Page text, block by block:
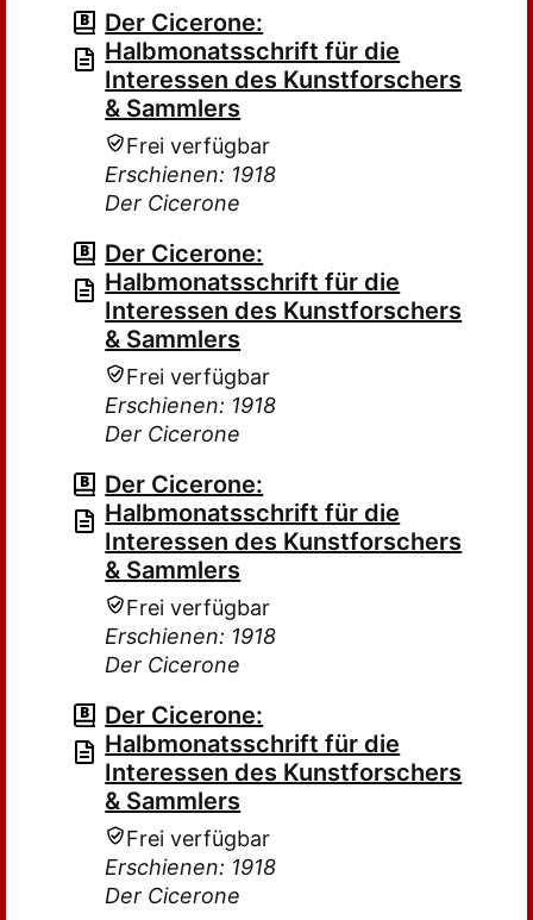
Der Cicerone:
Halbmonatsschrift für die
Interessen des Kunstforschers
& Sammlers
Frei verfügbar
Erschienen: 1918
Der Cicerone
Der Cicerone:
Halbmonatsschrift für die
Interessen des Kunstforschers
& Sammlers
Frei verfügbar
Erschienen: 1918
Der Cicerone
Der Cicerone:
Halbmonatsschrift für die
Interessen des Kunstforschers
& Sammlers
Frei verfügbar
Erschienen: 1918
Der Cicerone
Der Cicerone:
Halbmonatsschrift für die
Interessen des Kunstforschers
& Sammlers
Frei verfügbar
Erschienen: 1918
Der Cicerone